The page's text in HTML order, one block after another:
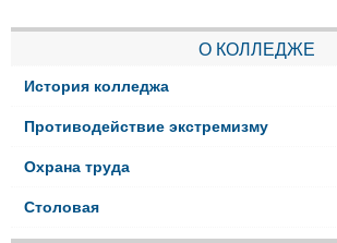
О КОЛЛЕДЖЕ
История колледжа
Противодействие экстремизму
Охрана труда
Столовая